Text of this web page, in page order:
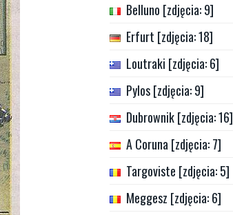
Belluno [zdjęcia: 9]
Erfurt [zdjęcia: 18]
Loutraki [zdjęcia: 6]
Pylos [zdjęcia: 9]
Dubrownik [zdjęcia: 16]
A Coruna [zdjęcia: 7]
Targoviste [zdjęcia: 5]
Meggesz [zdjęcia: 6]